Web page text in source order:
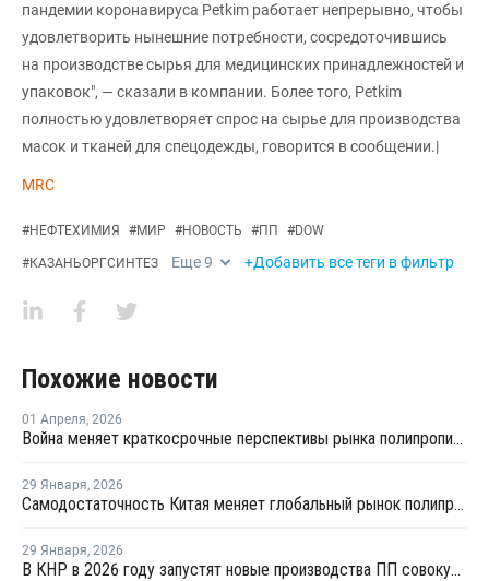
пандемии коронавируса Petkim работает непрерывно, чтобы
удовлетворить нынешние потребности, сосредоточившись
на производстве сырья для медицинских принадлежностей и
упаковок", — сказали в компании. Более того, Petkim
полностью удовлетворяет спрос на сырье для производства
масок и тканей для спецодежды, говорится в сообщении.|
MRC
#НЕФТЕХИМИЯ #МИР #НОВОСТЬ #ПП #DOW
#КАЗАНЬОРГСИНТЕЗ Еще9 +Добавить все теги в фильтр
Похожие новости
01 Апреля, 2026
Война меняет краткосрочные перспективы рынка полипропилена
29 Января, 2026
Самодостаточность Китая меняет глобальный рынок полипропилена
29 Января, 2026
В КНР в 2026 году запустят новые производства ПП совокупной мощностью 4,9 млн тонн